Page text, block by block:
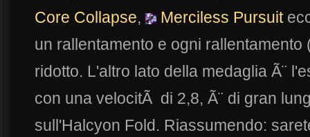
Core Collapse, Merciless Pursuit
un rallentamento e ogni rallentamento
ridotto. L'altro lato della medaglia Ã¨
con una velocitÃ di 2,8, Ã¨ di gran
sull'Halcyon Fold. Riassumendo: